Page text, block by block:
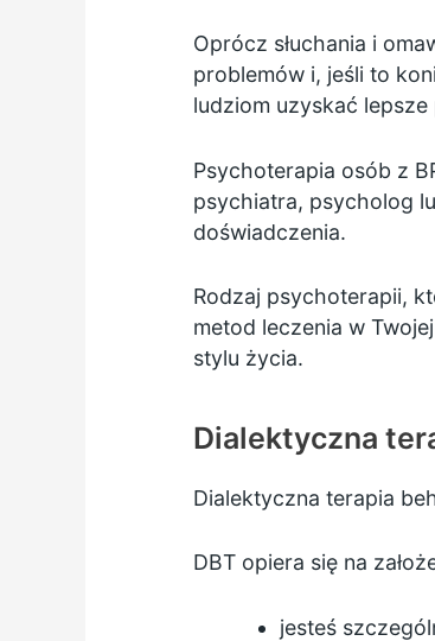
Oprócz słuchania i
problemów i, jeśli to
ludziom uzyskać
Psychoterapia osób z
psychiatra, psycholog
doświadczenia.
Rodzaj psychoterapii,
metod leczenia w
stylu życia.
Dialektyczna
Dialektyczna terapia
DBT opiera się na
jesteś